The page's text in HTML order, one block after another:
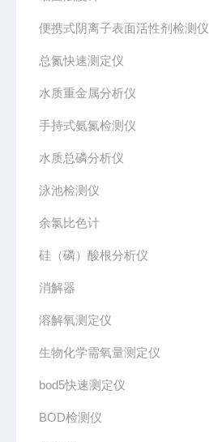
便携式阴离子表面活性剂检测仪
总氮快速测定仪
水质重金属分析仪
手持式氨氮检测仪
水质总磷分析仪
泳池检测仪
余氯比色计
硅（磷）酸根分析仪
消解器
溶解氧测定仪
生物化学需氧量测定仪
bod5快速测定仪
BOD检测仪